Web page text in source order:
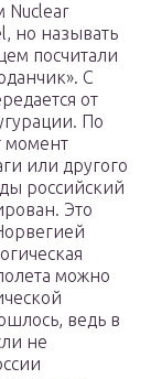
Nuclear
но называть
посчитали
С
от
По
момент
или другого
российский
Это
можно
ведь в
не